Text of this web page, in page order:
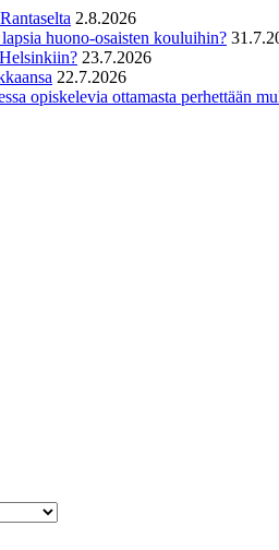
2.8.2026
huono-osaisten kouluihin?
23.7.2026
22.7.2026
opiskelevia ottamasta perhettään